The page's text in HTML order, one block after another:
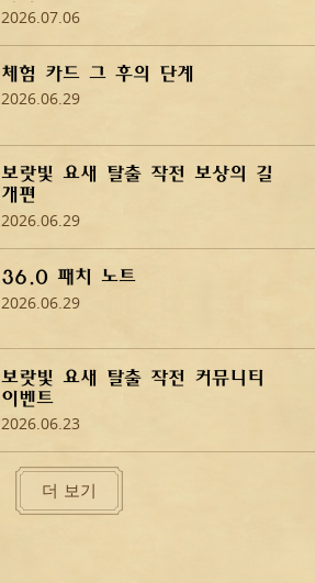
작전
2026.07.06
체험 카드 그 후의 단계
2026.06.29
보랏빛 요새 탈출 작전 보상의 길
개편
2026.06.29
36.0 패치 노트
2026.06.29
보랏빛 요새 탈출 작전 커뮤니티
이벤트
2026.06.23
더 보기